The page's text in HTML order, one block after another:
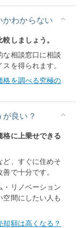
かわからない
しましょう。
な相談窓口に相談
を得られます。
格を調べる究極の
良い？
格に上乗せできる
ど、すぐに住めそ
で十分です。
・リノベーション
間にしたい人も
却額は高くなる？